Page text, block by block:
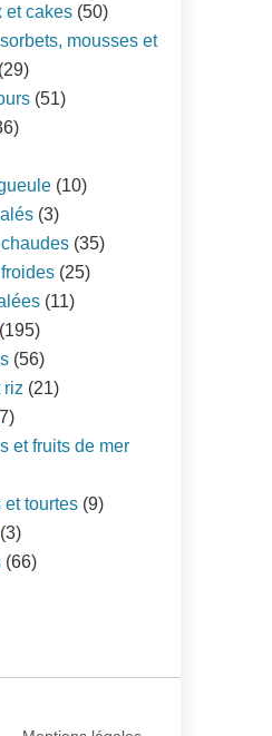
et cakes (50)
mousses et
(29)
(51)
(10)
(3)
(35)
(25)
(11)
(195)
(56)
riz (21)
et fruits de mer
et tourtes (9)
(3)
(66)